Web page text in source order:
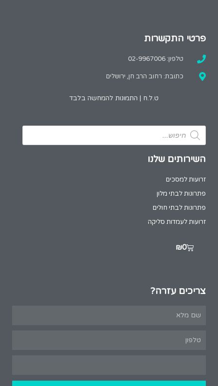
פרטי התקשרות
טלפון: 02-9967006
כתובת: רחוב הרב חן, ירושלים
ט.ל.ח | התמונות להמחשה בלבד
השירותים שלנו
זרועות למסכים
פתרונות לבתי מלון
פתרונות לבתי חולים
זרועות לעמדות סליקה
₪0
צריכים עזרה?